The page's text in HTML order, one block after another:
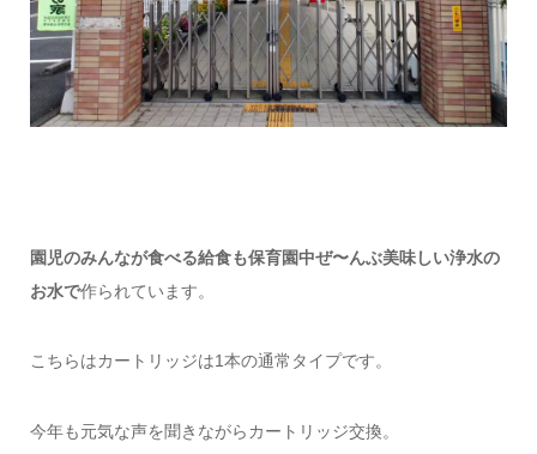
園児のみんなが食べる給食も保育園中ぜ〜んぶ美味しい浄水の
お水で作られています。
こちらはカートリッジは1本の通常タイプです。
今年も元気な声を聞きながらカートリッジ交換。